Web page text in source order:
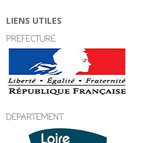
LIENS UTILES
PREFECTURE
DEPARTEMENT